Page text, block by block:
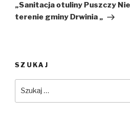
„Sanitacja otuliny Puszczy
terenie gminy Drwinia „
SZUKAJ